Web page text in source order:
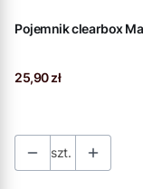
Pojemnik clearbox
Cena
25,90 zł
szt.